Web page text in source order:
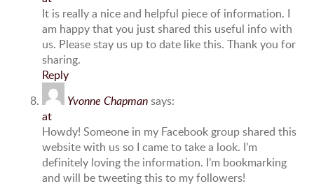
It is really a nice and helpful piece of information. I
am happy that you just shared this useful info with
us. Please stay us up to date like this. Thank you for
sharing.
Reply
Yvonne Chapmansays:
at
Howdy! Someone in my Facebook group shared this
website with us so I came to take a look. I’m
definitely loving the information. I’m bookmarking
and will be tweeting this to my followers!